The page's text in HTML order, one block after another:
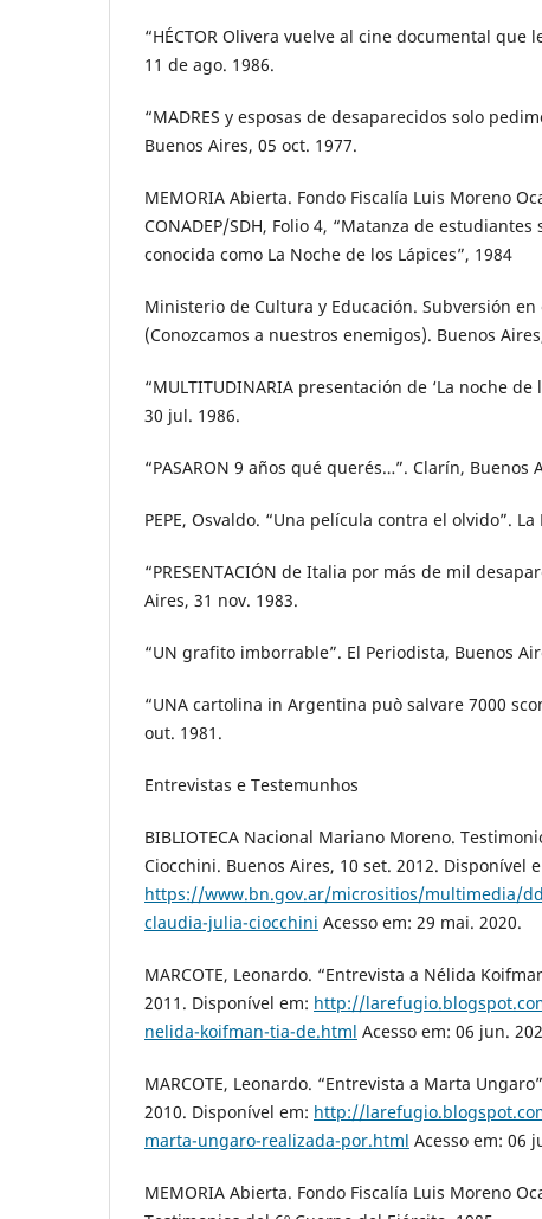
“HÉCTOR Olivera vuelve al cine documental que
11 de ago. 1986.
“MADRES y esposas de desaparecidos solo
Buenos Aires, 05 oct. 1977.
MEMORIA Abierta. Fondo Fiscalía Luis Moreno
CONADEP/SDH, Folio 4, “Matanza de
conocida como La Noche de los Lápices”, 1984
Ministerio de Cultura y Educación. Subversión
(Conozcamos a nuestros enemigos). Buenos
“MULTITUDINARIA presentación de ‘La noche de
30 jul. 1986.
“PASARON 9 años qué querés…”. Clarín, Buenos
PEPE, Osvaldo. “Una película contra el olvido”. La
“PRESENTACIÓN de Italia por más de mil
Aires, 31 nov. 1983.
“UN grafito imborrable”. El Periodista, Buenos
“UNA cartolina in Argentina può salvare 7000
out. 1981.
Entrevistas e Testemunhos
BIBLIOTECA Nacional Mariano Moreno.
Ciocchini. Buenos Aires, 10 set. 2012. Disponível
https://www.bn.gov.ar/micrositios/multimedia/
claudia-julia-ciocchini Acesso em: 29 mai. 2020.
MARCOTE, Leonardo. “Entrevista a Nélida
2011. Disponível em: http://
nelida-koifman-tia-de.html Acesso em: 06 jun.
MARCOTE, Leonardo. “Entrevista a Marta
2010. Disponível em: http://
marta-ungaro-realizada-por.html Acesso em: 06
MEMORIA Abierta. Fondo Fiscalía Luis Moreno